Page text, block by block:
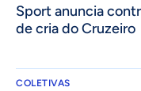
Sport anuncia
de cria do Cruzeiro
COLETIVAS